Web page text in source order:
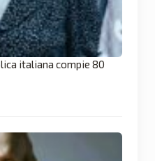
italiana compie 80